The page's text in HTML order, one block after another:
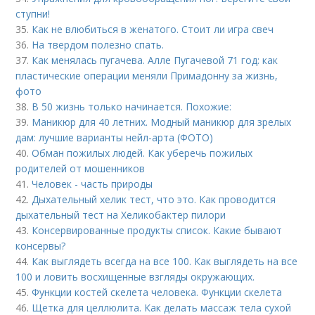
ступни!
35. Как не влюбиться в женатого. Стоит ли игра свеч
36. На твердом полезно спать.
37. Как менялась пугачева. Алле Пугачевой 71 год: как
пластические операции меняли Примадонну за жизнь,
фото
38. В 50 жизнь только начинается. Похожие:
39. Маникюр для 40 летних. Модный маникюр для зрелых
дам: лучшие варианты нейл-арта (ФОТО)
40.Обман пожилых людей. Как уберечь пожилых
родителей от мошенников
41.Человек - часть природы
42.Дыхательный хелик тест, что это. Как проводится
дыхательный тест на Хеликобактер пилори
43. Консервированные продукты список. Какие бывают
консервы?
44. Как выглядеть всегда на все 100. Как выглядеть на все
100 и ловить восхищенные взгляды окружающих.
45.Функции костей скелета человека. Функции скелета
46. Щетка для целлюлита. Как делать массаж тела сухой